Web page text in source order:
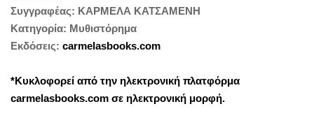
Συγγραφέας: ΚΑΡΜΕΛΑ ΚΑΤΣΑΜΕΝΗ
Κατηγορία: Μυθιστόρημα
Εκδόσεις: carmelasbooks.com
*Κυκλοφορεί από την ηλεκτρονική πλατφόρμα
carmelasbooks.com σε ηλεκτρονική μορφή.